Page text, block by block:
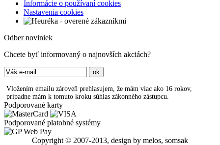
Informácie o používaní cookies
Nastavenia cookies
Odber noviniek
Chcete byť informovaný o najnovších akciách?
Vložením emailu zároveň prehlasujem, že mám viac ako 16 rokov,
prípadne mám k tomuto kroku súhlas zákonného zástupcu.
Podporované karty
Podporované platobné systémy
Copyright © 2007-2013, design by melos, somsak